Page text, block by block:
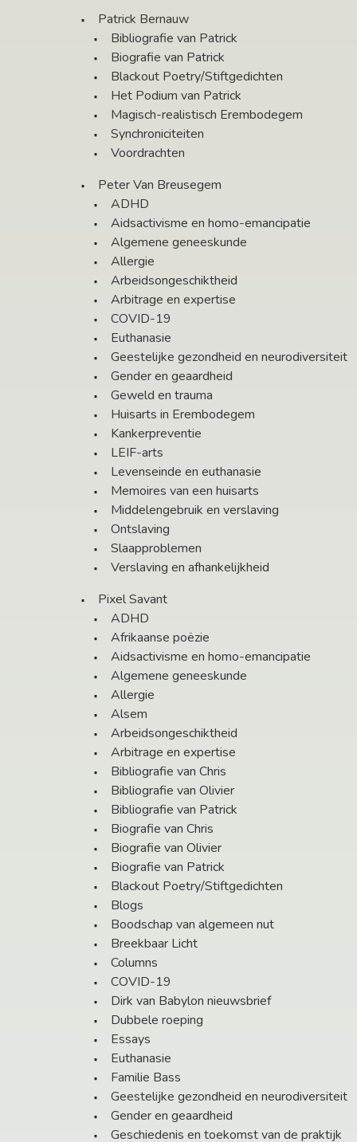
Patrick Bernauw
Bibliografie van Patrick
Biografie van Patrick
Blackout Poetry/Stiftgedichten
Het Podium van Patrick
Magisch-realistisch Erembodegem
Synchroniciteiten
Voordrachten
Peter Van Breusegem
ADHD
Aidsactivisme en homo-emancipatie
Algemene geneeskunde
Allergie
Arbeidsongeschiktheid
Arbitrage en expertise
COVID-19
Euthanasie
Geestelijke gezondheid en neurodiversiteit
Gender en geaardheid
Geweld en trauma
Huisarts in Erembodegem
Kankerpreventie
LEIF-arts
Levenseinde en euthanasie
Memoires van een huisarts
Middelengebruik en verslaving
Ontslaving
Slaapproblemen
Verslaving en afhankelijkheid
Pixel Savant
ADHD
Afrikaanse poëzie
Aidsactivisme en homo-emancipatie
Algemene geneeskunde
Allergie
Alsem
Arbeidsongeschiktheid
Arbitrage en expertise
Bibliografie van Chris
Bibliografie van Olivier
Bibliografie van Patrick
Biografie van Chris
Biografie van Olivier
Biografie van Patrick
Blackout Poetry/Stiftgedichten
Blogs
Boodschap van algemeen nut
Breekbaar Licht
Columns
COVID-19
Dirk van Babylon nieuwsbrief
Dubbele roeping
Essays
Euthanasie
Familie Bass
Geestelijke gezondheid en neurodiversiteit
Gender en geaardheid
Geschiedenis en toekomst van de praktijk